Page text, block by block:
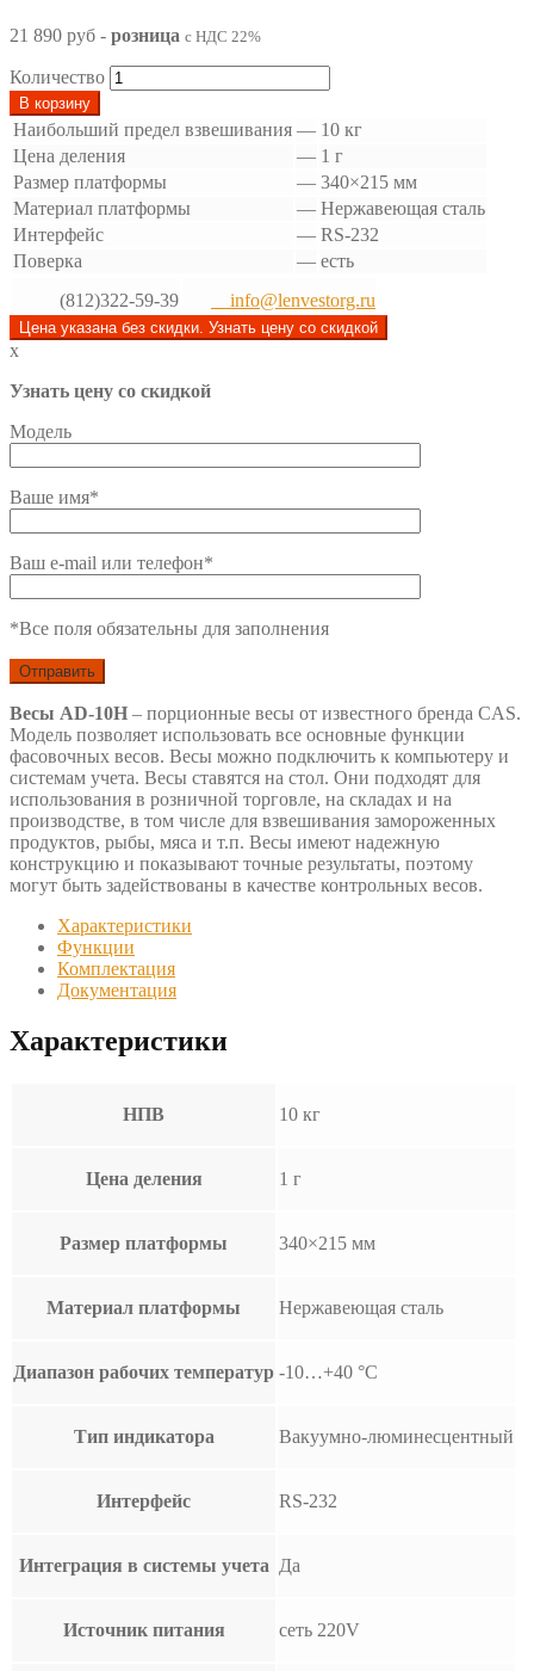
21 890 руб - розница с НДС 22%
Количество
В корзину
Наибольший предел взвешивания — 10 кг
Цена деления
— 1 г
Размер платформы
— 340×215 мм
Материал платформы
— Нержавеющая сталь
Интерфейс
— RS-232
Поверка
— есть
(812)322-59-39
info@lenvestorg.ru
Цена указана без скидки. Узнать цену со скидкой
x
Узнать цену со скидкой
Модель
Ваше имя*
Ваш e-mail или телефон*
*Все поля обязательны для заполнения
Весы AD-10H – порционные весы от известного бренда CAS.
Модель позволяет использовать все основные функции
фасовочных весов. Весы можно подключить к компьютеру и
системам учета. Весы ставятся на стол. Они подходят для
использования в розничной торговле, на складах и на
производстве, в том числе для взвешивания замороженных
продуктов, рыбы, мяса и т.п. Весы имеют надежную
конструкцию и показывают точные результаты, поэтому
могут быть задействованы в качестве контрольных весов.
Характеристики
Функции
Комплектация
Документация
Характеристики
НПВ 10 кг
Цена деления 1 г
Размер платформы 340×215 мм
Материал платформы Нержавеющая сталь
Диапазон рабочих температур -10…+40 °С
Тип индикатора Вакуумно-люминесцентный
Интерфейс RS-232
Интеграция в системы учета Да
Источник питания сеть 220V